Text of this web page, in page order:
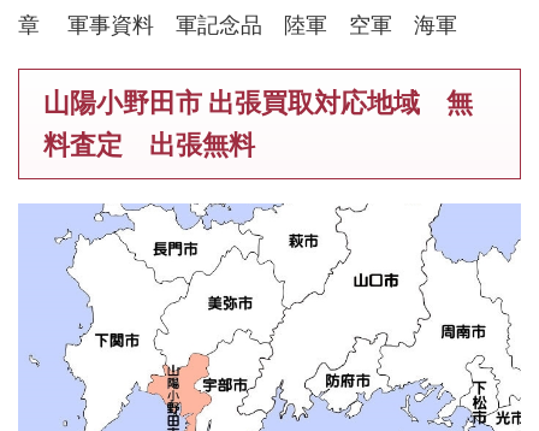
章 軍事資料 軍記念品 陸軍 空軍 海軍
山陽小野田市 出張買取対応地域 無
料査定 出張無料